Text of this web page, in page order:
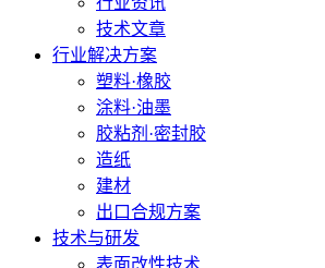
技术文章
行业解决方案
塑料·橡胶
涂料·油墨
胶粘剂·密封胶
造纸
建材
出口合规方案
技术与研发
表面改性技术